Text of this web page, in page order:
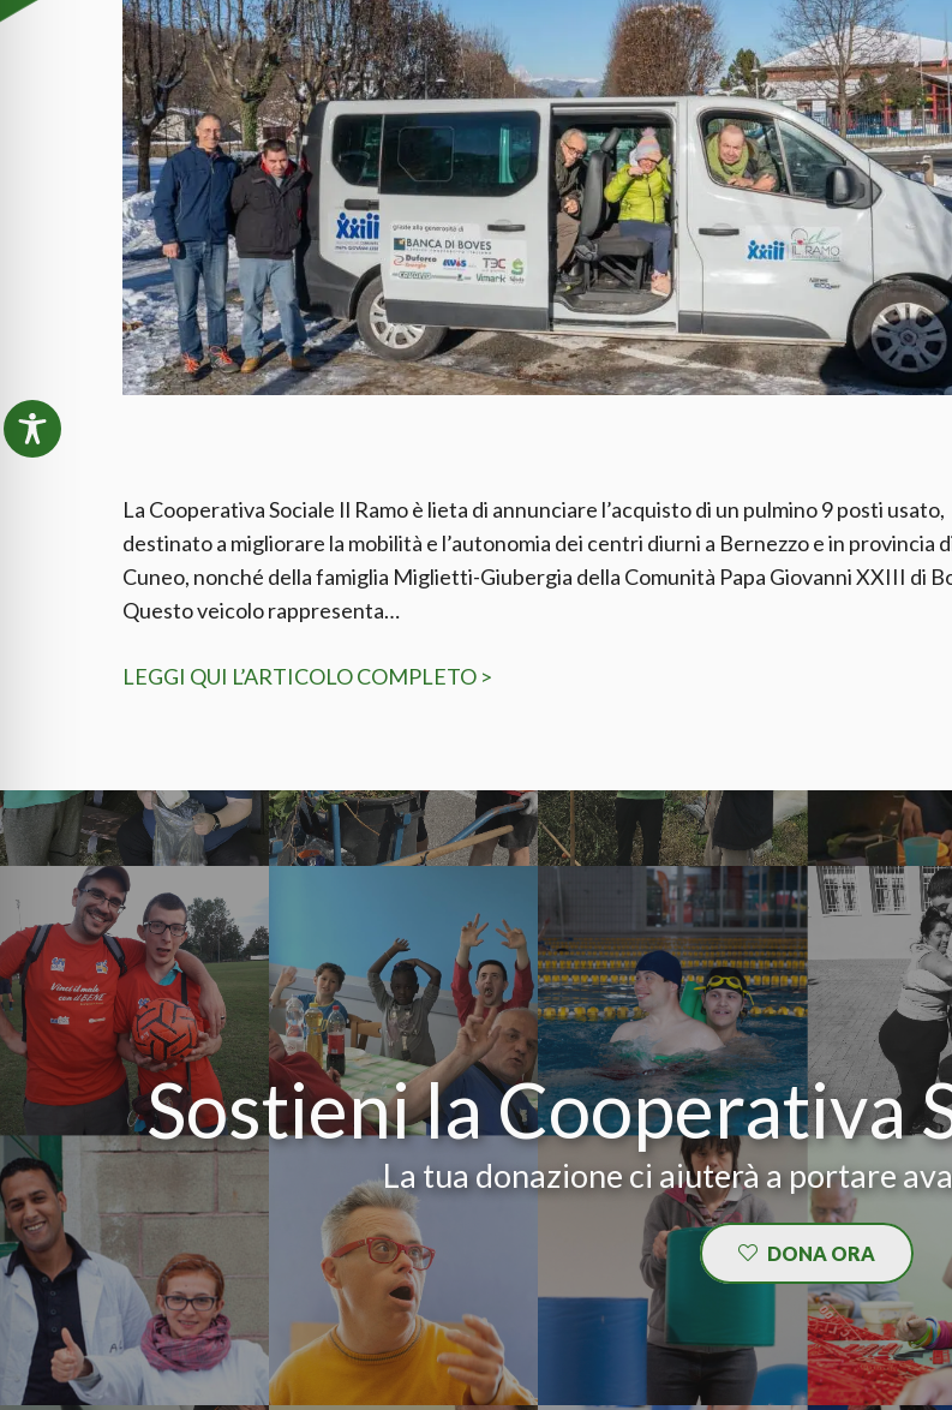
La Cooperativa Sociale Il Ramo è lieta di annunciare l’acquisto di un pulmino 9 posti usato,
destinato a migliorare la mobilità e l’autonomia dei centri diurni a Bernezzo e in provincia
Cuneo, nonché della famiglia Miglietti-Giubergia della Comunità Papa Giovanni XXIII di
Questo veicolo rappresenta…
LEGGI QUI L’ARTICOLO COMPLETO >
Sostieni la Cooperativa
La tua donazione ci aiuterà a portare
DONA ORA